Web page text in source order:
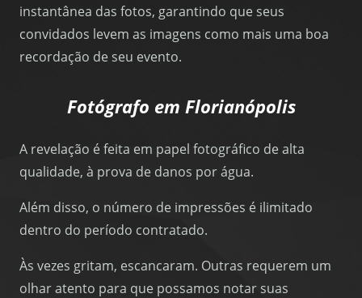
instantânea das fotos, garantindo que seus
convidados levem as imagens como mais uma boa
recordação de seu evento.
Fotógrafo em Florianópolis
A revelação é feita em papel fotográfico de alta
qualidade, à prova de danos por água.
Além disso, o número de impressões é ilimitado
dentro do período contratado.
Às vezes gritam, escancaram. Outras requerem um
olhar atento para que possamos notar suas